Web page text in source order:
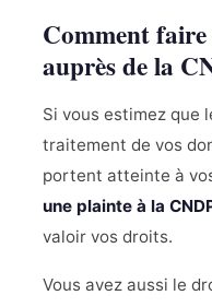
Comment
auprès de la
Si vous estimez que
traitement de vos
portent atteinte à
une plainte à la
valoir vos droits.
Vous avez aussi le